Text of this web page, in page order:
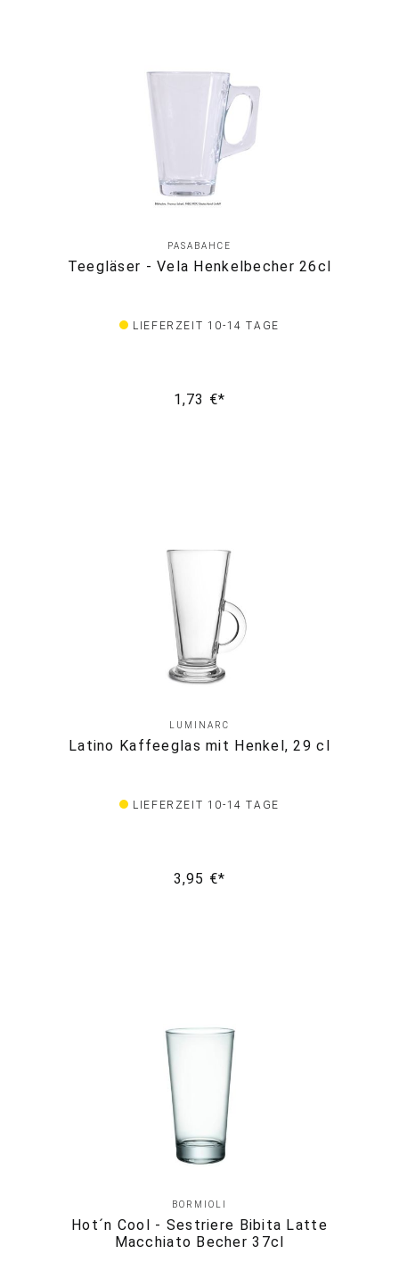
PASABAHCE
Teegläser - Vela Henkelbecher 26cl
LIEFERZEIT 10-14 TAGE
1,73 €*
LUMINARC
Latino Kaffeeglas mit Henkel, 29 cl
LIEFERZEIT 10-14 TAGE
3,95 €*
BORMIOLI
Hot´n Cool - Sestriere Bibita Latte
Macchiato Becher 37cl